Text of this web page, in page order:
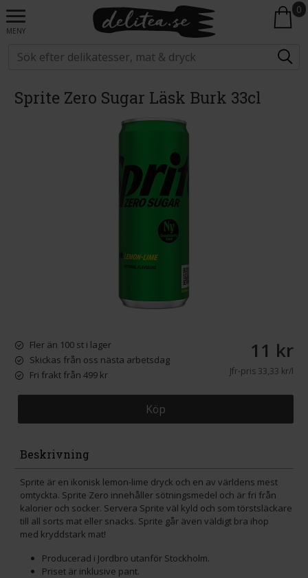
MENY
0
Sprite Zero Sugar Läsk Burk 33cl
Fler än 100 st i lager
Skickas från oss nästa arbetsdag
Fri frakt från 499 kr
11 kr
Jfr-pris33,33 kr/l
Köp
Beskrivning
Sprite är en ikonisk lemon-lime dryck och en av världens mest
omtyckta. Sprite Zero innehåller sötningsmedel och är fri från
kalorier och socker. Servera Sprite väl kyld och som törstsläckare
till all sorts mat eller snacks. Sprite går även väldigt bra ihop
med kryddstark mat!
Producerad i Jordbro utanför Stockholm.
Priset är inklusive pant.